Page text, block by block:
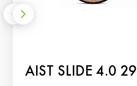
AIST SLIDE 4.0 29